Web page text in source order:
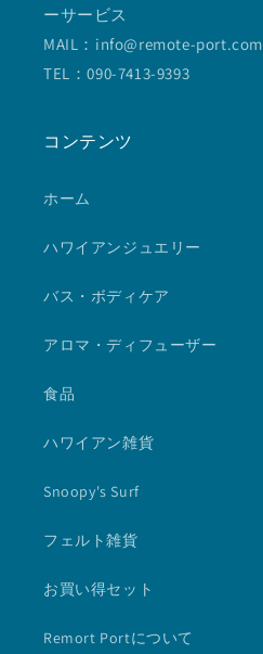
ーサービス
MAIL：info@remote-port.com
TEL：090-7413-9393
コンテンツ
ホーム
ハワイアンジュエリー
バス・ボディケア
アロマ・ディフューザー
食品
ハワイアン雑貨
Snoopy's Surf
フェルト雑貨
お買い得セット
Remort Portについて